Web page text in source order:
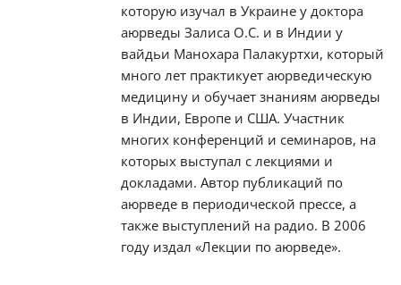
которую изучал в Украине у доктора
аюрведы Залиса О.С. и в Индии у
вайдьи Манохара Палакуртхи, который
много лет практикует аюрведическую
медицину и обучает знаниям аюрведы
в Индии, Европе и США. Участник
многих конференций и семинаров, на
которых выступал с лекциями и
докладами. Автор публикаций по
аюрведе в периодической прессе, а
также выступлений на радио. В 2006
году издал «Лекции по аюрведе».